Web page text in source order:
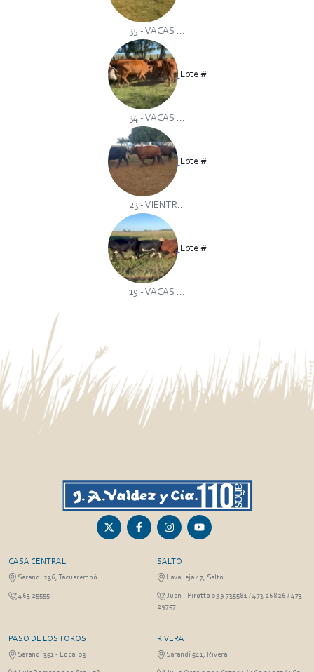
35 - VACAS ...
Lote #
34 - VACAS ...
Lote #
23 - VIENTR...
Lote #
19 - VACAS ...
CASA CENTRAL
Sarandí 236, Tacuarembó
463 25555
SALTO
Lavalleja 47, Salto
Juan I.Pirotto 099 735581 / 473 26826 / 473
29757
PASO DE LOS TOROS
Sarandí 351 - Local 03
RIVERA
Sarandí 541, Rivera